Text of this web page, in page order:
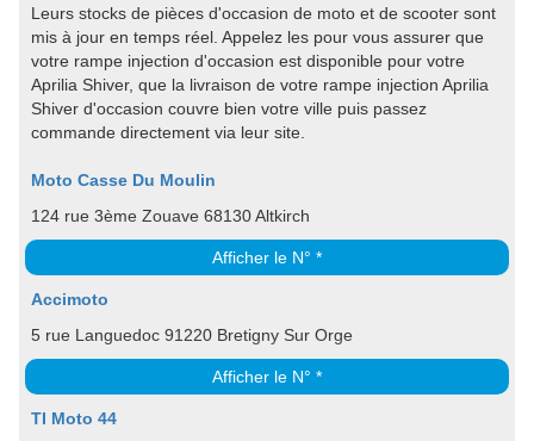
Leurs stocks de pièces d'occasion de moto et de scooter sont
mis à jour en temps réel. Appelez les pour vous assurer que
votre rampe injection d'occasion est disponible pour votre
Aprilia Shiver, que la livraison de votre rampe injection Aprilia
Shiver d'occasion couvre bien votre ville puis passez
commande directement via leur site.
Moto Casse Du Moulin
124 rue 3ème Zouave 68130 Altkirch
Afficher le N° *
Accimoto
5 rue Languedoc 91220 Bretigny Sur Orge
Afficher le N° *
TI Moto 44